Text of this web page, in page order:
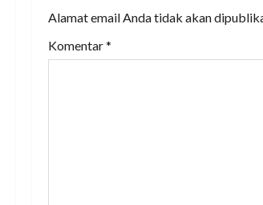
a
v
Alamat email Anda tidak akan
Komentar*